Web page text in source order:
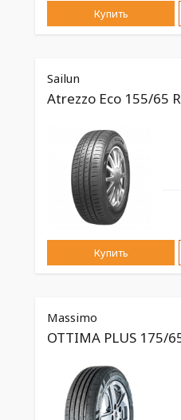
Купить
Sailun
Atrezzo Eco 155/65
Купить
Massimo
OTTIMA PLUS 175/